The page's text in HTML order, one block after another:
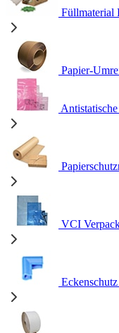
Füllmaterial
Papier-
VCI